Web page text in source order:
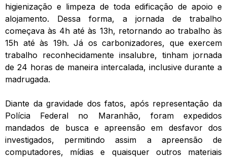
higienização e limpeza de toda edificação de apoio e
alojamento. Dessa forma, a jornada de trabalho
começava às 4h até às 13h, retornando ao trabalho às
15h até às 19h. Já os carbonizadores, que exercem
trabalho reconhecidamente insalubre, tinham jornada
de 24 horas de maneira intercalada, inclusive durante a
madrugada.
Diante da gravidade dos fatos, após representação da
Polícia Federal no Maranhão, foram expedidos
mandados de busca e apreensão em desfavor dos
investigados, permitindo assim a apreensão de
computadores, mídias e quaisquer outros materiais